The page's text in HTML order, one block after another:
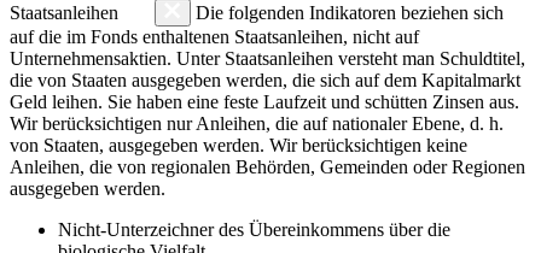
Staatsanleihen
Die folgenden Indikatoren beziehen sich
auf die im Fonds enthaltenen Staatsanleihen, nicht auf
Unternehmensaktien. Unter Staatsanleihen versteht man Schuldtitel,
die von Staaten ausgegeben werden, die sich auf dem Kapitalmarkt
Geld leihen. Sie haben eine feste Laufzeit und schütten Zinsen aus.
Wir berücksichtigen nur Anleihen, die auf nationaler Ebene, d. h.
von Staaten, ausgegeben werden. Wir berücksichtigen keine
Anleihen, die von regionalen Behörden, Gemeinden oder Regionen
ausgegeben werden.
Nicht-Unterzeichner des Übereinkommens über die